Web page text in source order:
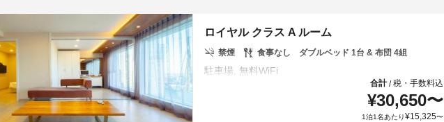
ロイヤル クラス A ルーム
禁煙 食事なし ダブルベッド 1台 & 布団 4組
合計/税・手数料込
¥30,650〜
1泊1名あたり¥15,325〜